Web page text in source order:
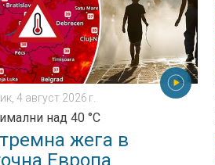
4 август 2026 г.
над 40 °C
жега в
Европа